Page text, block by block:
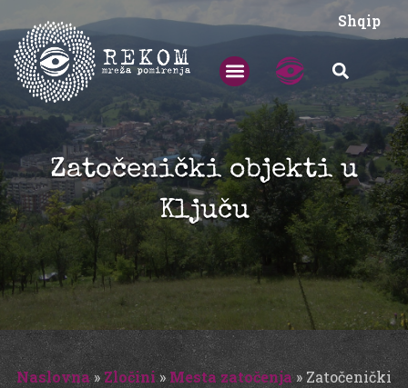
Shqip
Zatočenički objekti u
Ključu
Naslovna»Zločini»Mesta zatočenja» Zatočenički